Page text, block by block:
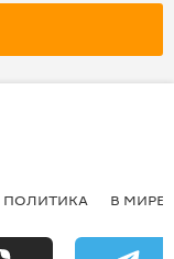
ПОЛИТИКА В МИРЕ